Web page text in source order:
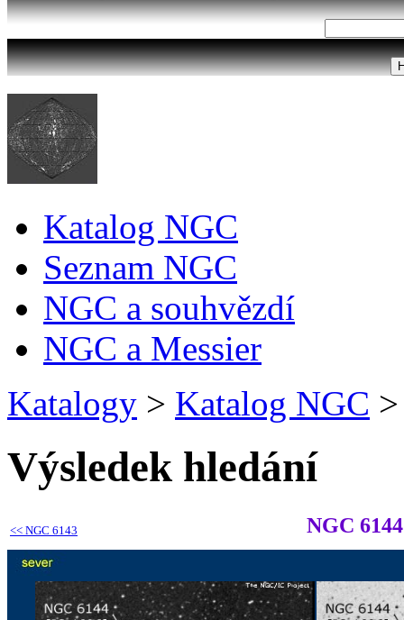
Katalog NGC
Seznam NGC
NGC a souhvězdí
NGC a Messier
Katalogy > Katalog NGC >
Výsledek hledání
<< NGC 6143 NGC 6144